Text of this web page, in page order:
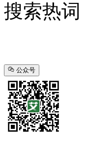
搜索热词
公众号